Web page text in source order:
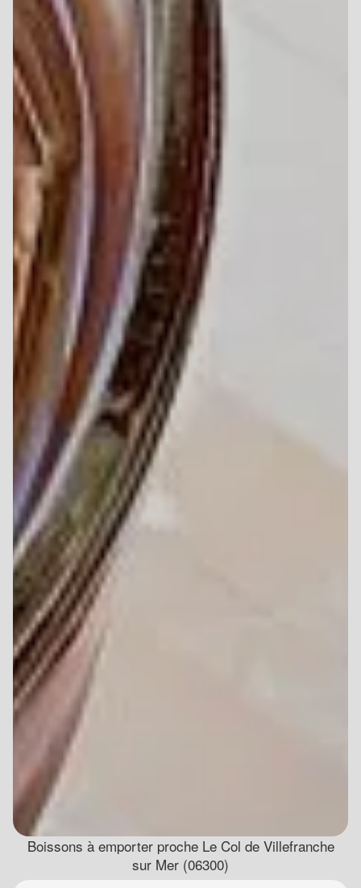
Boissons à emporter proche Le Col de Villefranche
sur Mer (06300)